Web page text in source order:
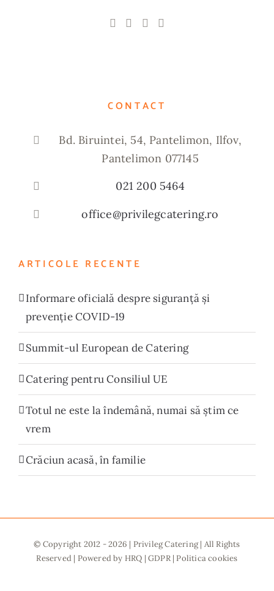
CONTACT
Bd. Biruintei, 54, Pantelimon, Ilfov,
Pantelimon 077145
021 200 5464
office@privilegcatering.ro
ARTICOLE RECENTE
Informare oficială despre siguranță și
prevenție COVID-19
Summit-ul European de Catering
Catering pentru Consiliul UE
Totul ne este la îndemână, numai să știm ce
vrem
Crăciun acasă, în familie
© Copyright 2012 -2026 | Privileg Catering| All Rights
Reserved | Powered by HRQ | GDPR| Politica cookies